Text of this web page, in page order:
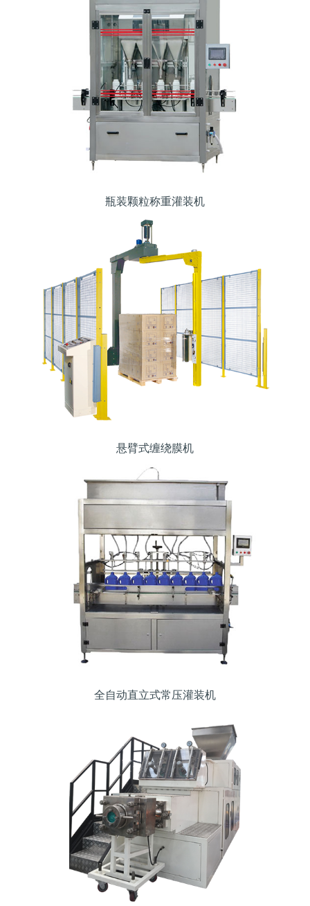
瓶装颗粒称重灌装机
悬臂式缠绕膜机
全自动直立式常压灌装机